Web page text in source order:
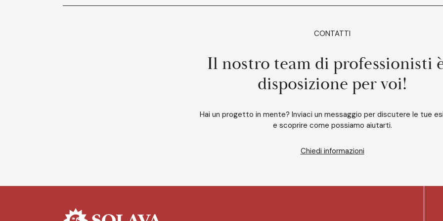
CONTATTI
Il nostro team di professionisti
disposizione per voi!
Hai un progetto in mente? Inviaci un messaggio per discutere le tue
e scoprire come possiamo aiutarti.
Chiedi informazioni